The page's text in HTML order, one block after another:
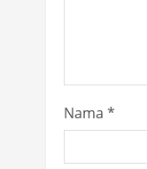
i
n
Nama *